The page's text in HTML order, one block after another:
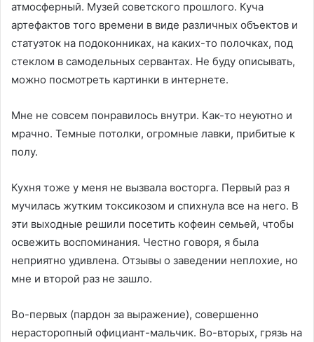
атмосферный. Музей советского прошлого. Куча
артефактов того времени в виде различных объектов и
статуэток на подоконниках, на каких-то полочках, под
стеклом в самодельных сервантах. Не буду описывать,
можно посмотреть картинки в интернете.
Мне не совсем понравилось внутри. Как-то неуютно и
мрачно. Темные потолки, огромные лавки, прибитые к
полу.
Кухня тоже у меня не вызвала восторга. Первый раз я
мучилась жутким токсикозом и спихнула все на него. В
эти выходные решили посетить кофеин семьей, чтобы
освежить воспоминания. Честно говоря, я была
неприятно удивлена. Отзывы о заведении неплохие, но
мне и второй раз не зашло.
Во-первых (пардон за выражение), совершенно
нерасторопный официант-мальчик. Во-вторых, грязь на